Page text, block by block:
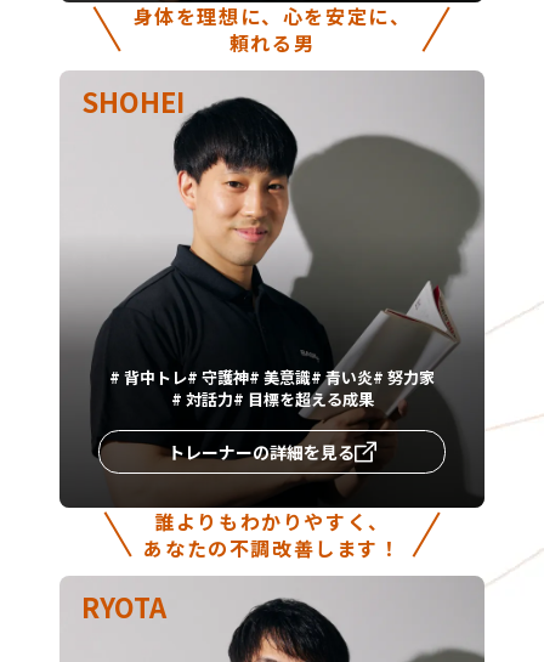
身体を理想に、心を安定に、
頼れる男
SHOHEI
# 背中トレ# 守護神# 美意識#青い炎# 努力家
# 対話力# 目標を超える成果
トレーナーの詳細を見る
誰よりもわかりやすく、
あなたの不調改善します！
RYOTA